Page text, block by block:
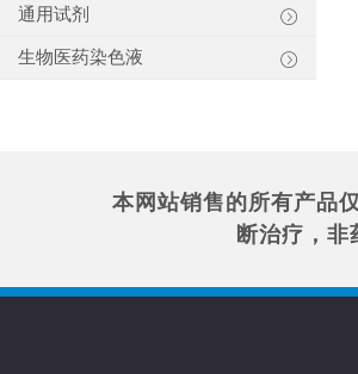
通用试剂
生物医药染色液
本网站销售的所有产品
断治疗，